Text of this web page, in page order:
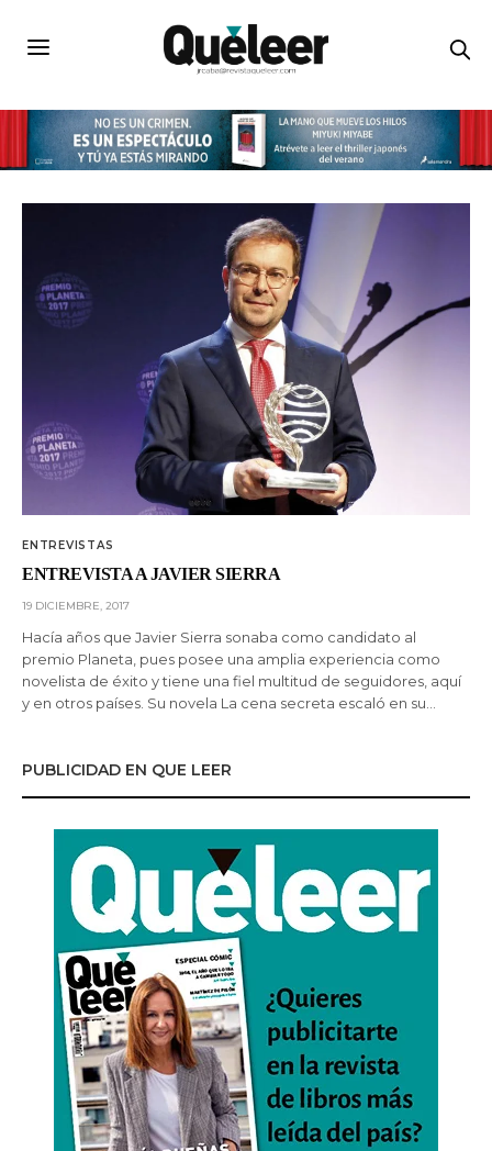
ENTREVISTAS
ENTREVISTA A JAVIER SIERRA
19 DICIEMBRE, 2017
Hacía años que Javier Sierra sonaba como candidato al
premio Planeta, pues posee una amplia experiencia como
novelista de éxito y tiene una fiel multitud de seguidores, aquí
y en otros países. Su novela La cena secreta escaló en su…
PUBLICIDAD EN QUE LEER